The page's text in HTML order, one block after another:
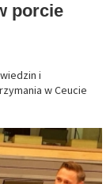
porcie
i
w Ceucie